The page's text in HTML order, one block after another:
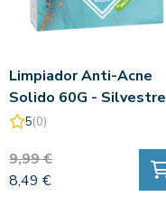
Limpiador Anti-Acne
Solido 60G - Silvestre
Facial
5(0)
9,99 €
8,49 €